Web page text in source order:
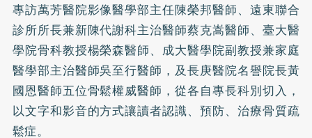
專訪萬芳醫院影像醫學部主任陳榮邦醫師、遠東聯合
診所所長兼新陳代謝科主治醫師蔡克嵩醫師、臺大醫
學院骨科教授楊榮森醫師、成大醫學院副教授兼家庭
醫學部主治醫師吳至行醫師，及長庚醫院名譽院長黃
國恩醫師五位骨鬆權威醫師，從各自專長科別切入，
以文字和影音的方式讓讀者認識、預防、治療骨質疏
鬆症。